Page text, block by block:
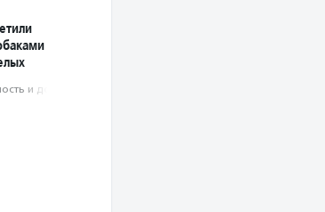
и доброволь­чест­во